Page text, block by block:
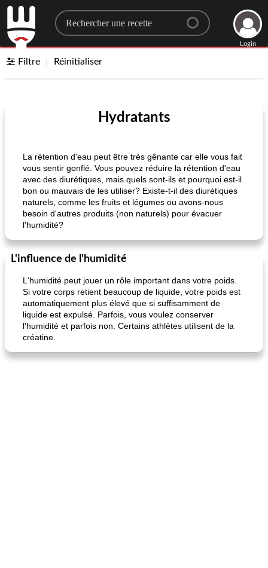
Search for a recipe
Login
Filtre Réinitialiser
Hydratants
La rétention d'eau peut être très gênante car elle vous fait
vous sentir gonflé. Vous pouvez réduire la rétention d'eau
avec des diurétiques, mais quels sont-ils et pourquoi est-il
bon ou mauvais de les utiliser? Existe-t-il des diurétiques
naturels, comme les fruits et légumes ou avons-nous
besoin d'autres produits (non naturels) pour évacuer
l'humidité?
L'influence de l'humidité
L'humidité peut jouer un rôle important dans votre poids.
Si votre corps retient beaucoup de liquide, votre poids est
automatiquement plus élevé que si suffisamment de
liquide est expulsé. Parfois, vous voulez conserver
l'humidité et parfois non. Certains athlètes utilisent de la
créatine.